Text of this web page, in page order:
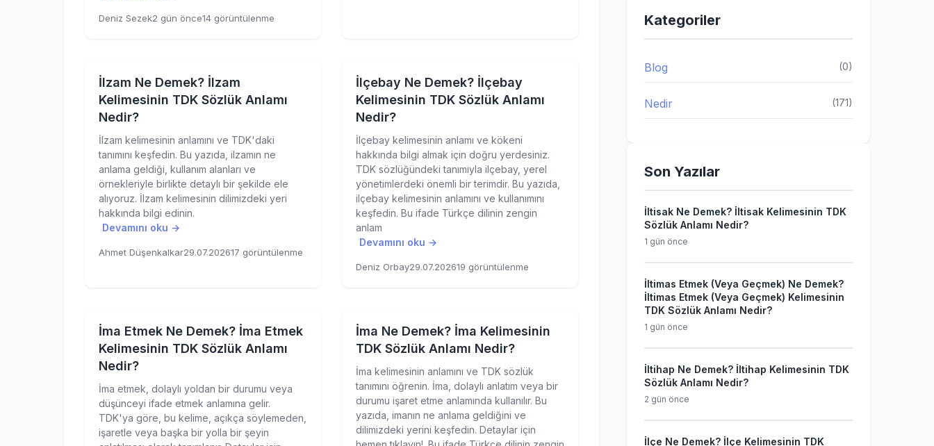
Deniz Sezek2 gün önce14 görüntülenme
İlzam Ne Demek? İlzam
Kelimesinin TDK Sözlük Anlamı
Nedir?
İlzam kelimesinin anlamını ve TDK'daki
tanımını keşfedin. Bu yazıda, ilzamın ne
anlama geldiği, kullanım alanları ve
örnekleriyle birlikte detaylı bir şekilde ele
alıyoruz. İlzam kelimesinin dilimizdeki yeri
hakkında bilgi edinin.
Devamını oku →
Ahmet Düşenkalkar29.07.202617 görüntülenme
İlçebay Ne Demek? İlçebay
Kelimesinin TDK Sözlük Anlamı
Nedir?
İlçebay kelimesinin anlamı ve kökeni
hakkında bilgi almak için doğru yerdesiniz.
TDK sözlüğündeki tanımıyla ilçebay, yerel
yönetimlerdeki önemli bir terimdir. Bu yazıda,
ilçebay kelimesinin anlamını ve kullanımını
keşfedin. Bu ifade Türkçe dilinin zengin
anlam
Devamını oku →
Deniz Orbay29.07.202619 görüntülenme
İma Etmek Ne Demek? İma Etmek
Kelimesinin TDK Sözlük Anlamı
Nedir?
İma etmek, dolaylı yoldan bir durumu veya
düşünceyi ifade etmek anlamına gelir.
TDK'ya göre, bu kelime, açıkça söylemeden,
işaretle veya başka bir yolla bir şeyin
İma Ne Demek? İma Kelimesinin
TDK Sözlük Anlamı Nedir?
İma kelimesinin anlamını ve TDK sözlük
tanımını öğrenin. İma, dolaylı anlatım veya bir
durumu işaret etme anlamında kullanılır. Bu
yazıda, imanın ne anlama geldiğini ve
dilimizdeki yerini keşfedin. Detaylar için
Kategoriler
Blog (0)
Nedir (171)
Son Yazılar
İltisak Ne Demek? İltisak Kelimesinin TDK
Sözlük Anlamı Nedir?
1 gün önce
İltimas Etmek (Veya Geçmek) Ne Demek?
İltimas Etmek (Veya Geçmek) Kelimesinin
TDK Sözlük Anlamı Nedir?
1 gün önce
İltihap Ne Demek? İltihap Kelimesinin TDK
Sözlük Anlamı Nedir?
2 gün önce
İlçe Ne Demek? İlçe Kelimesinin TDK